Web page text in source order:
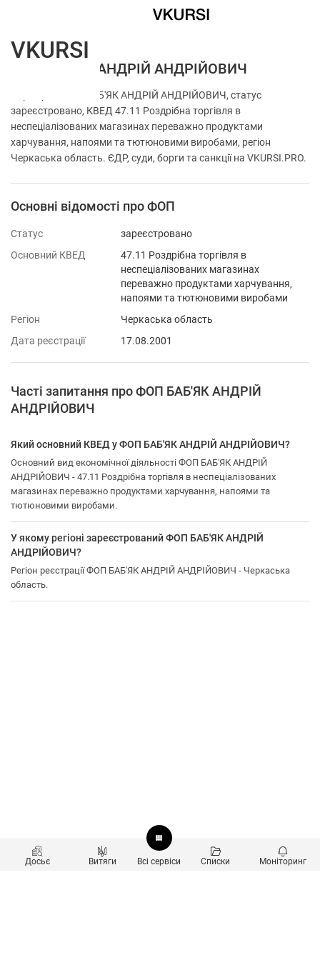
ФОП БАБ'ЯК АНДРІЙ АНДРІЙОВИЧ
Перевірка ФОП БАБ'ЯК АНДРІЙ АНДРІЙОВИЧ, статус
зареєстровано, КВЕД 47.11 Роздрібна торгівля в
неспеціалізованих магазинах переважно продуктами
харчування, напоями та тютюновими виробами, регіон
Черкаська область. ЄДР, суди, борги та санкції на VKURSI.PRO.
Основні відомості про ФОП
Статус
зареєстровано
Основний КВЕД
47.11 Роздрібна торгівля в
неспеціалізованих магазинах
переважно продуктами харчування,
напоями та тютюновими виробами
Регіон
Черкаська область
Дата реєстрації
17.08.2001
Часті запитання про ФОП БАБ'ЯК АНДРІЙ
АНДРІЙОВИЧ
Який основний КВЕД у ФОП БАБ'ЯК АНДРІЙ АНДРІЙОВИЧ?
Основний вид економічної діяльності ФОП БАБ'ЯК АНДРІЙ
АНДРІЙОВИЧ - 47.11 Роздрібна торгівля в неспеціалізованих
магазинах переважно продуктами харчування, напоями та
тютюновими виробами.
У якому регіоні зареєстрований ФОП БАБ'ЯК АНДРІЙ
АНДРІЙОВИЧ?
Регіон реєстрації ФОП БАБ'ЯК АНДРІЙ АНДРІЙОВИЧ - Черкаська
область.
Досьє Витяги Всі сервіси Списки Моніторинг
VKURSI